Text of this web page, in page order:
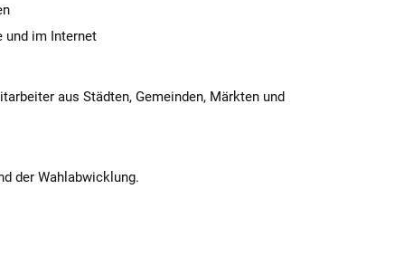
und im Internet
aus Städten, Gemeinden, Märkten und
der Wahlabwicklung.